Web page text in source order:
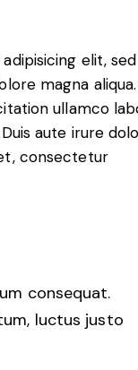
elit,
magna
ullamco
aute irure
consectetur
consequat.
luctus justo